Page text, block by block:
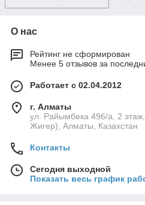
О нас
Рейтинг не сформирован
Менее 5 отзывов за
Работает с 02.04.2012
г. Алматы
ул. Райымбека 496/а, 2
Жигер), Алматы, Казахстан
Контакты
Сегодня выходной
Показать весь график